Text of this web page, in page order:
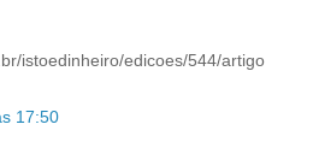
istoedinheiro/edicoes/544/artigo
17:50